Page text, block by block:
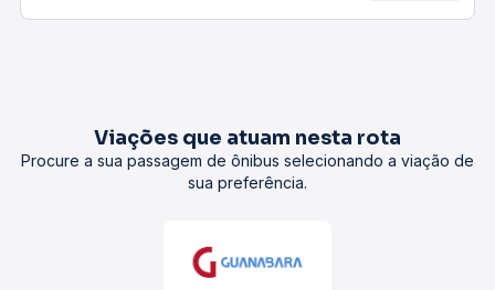
Viações que atuam nesta rota
Procure a sua passagem de ônibus selecionando a viação de
sua preferência.